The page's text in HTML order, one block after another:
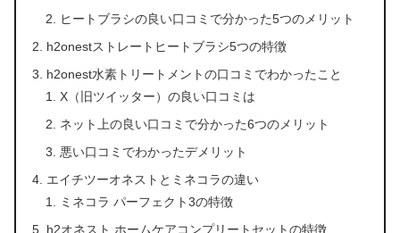
ヒートブラシの良い口コミで分かった5つのメリット
h2onestストレートヒートブラシ5つの特徴
h2onest水素トリートメントの口コミでわかったこと
X（旧ツイッター）の良い口コミは
ネット上の良い口コミで分かった6つのメリット
悪い口コミでわかったデメリット
エイチツーオネストとミネコラの違い
ミネコラ パーフェクト3の特徴
h2オネスト ホームケアコンプリートセットの特徴